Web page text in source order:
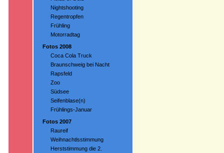
Nightshooting
Regentropfen
Frühling
Motorradtag
Fotos 2008
Coca Cola Truck
Braunschweig bei Nacht
Rapsfeld
Zoo
Südsee
Seifenblase(n)
Frühlings-Januar
Fotos 2007
Raureif
Weihnachtlsstimmung
Herststimmung die 2.